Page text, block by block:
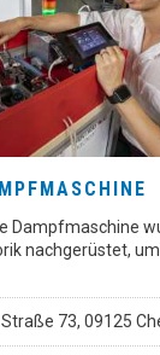
Dampfmaschine
nachgerüstet,
73, 09125